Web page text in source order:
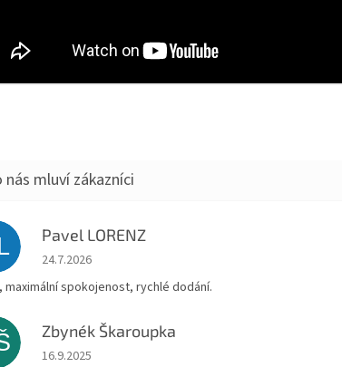
Pavel LORENZ
Hodnocení obchodu je 5 z 5 hvězdiček.
24.7.2026
maximální spokojenost, rychlé dodání.
Zbynék Škaroupka
Hodnocení obchodu je 5 z 5 hvězdiček.
16.9.2025